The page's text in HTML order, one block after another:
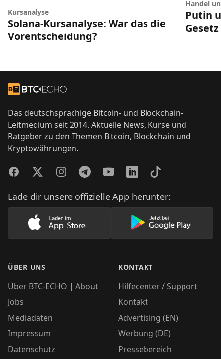
Kursanalyse
Solana-Kursanalyse: War das die
Vorentscheidung?
Handel
Putin
Zur Startseite
Das deutschsprachige Bitcoin- und Blockchain-
Leitmedium seit 2014. Aktuelle News, Kurse und
Ratgeber zu den Themen Bitcoin, Blockchain und
Kryptowährungen.
FacebookTwitterInstagramTelegramYouTubeLinkedInTikTok
Lade dir unsere offizielle App herunter:
Lade unsere App im AppStore herunter
Lade unsere
ÜBER UNS
Über BTC-ECHO | About
Jobs
Mediadaten
Impressum
Datenschutz
KONTAKT
Hilfecenter / Support
Kontakt
Advertising (EN)
Werbung (DE)
Pressebereich